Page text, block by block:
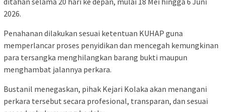
2026.
Penahanan dilakukan sesuai ketentuan KUHAP guna
memperlancar proses penyidikan dan mencegah kemungkinan
para tersangka menghilangkan barang bukti maupun
menghambat jalannya perkara.
Bustanil menegaskan, pihak Kejari Kolaka akan menangani
perkara tersebut secara profesional, transparan, dan sesuai